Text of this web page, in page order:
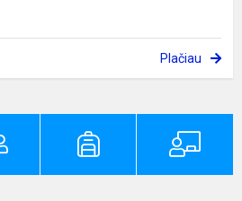
Plačiau